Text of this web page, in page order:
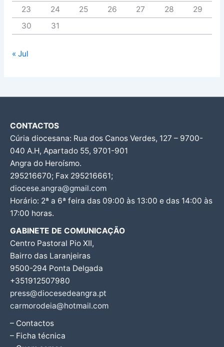
23
24 25 26 27 28
29
30
31
« Jul
CONTACTOS
Cúria diocesana: Rua dos Canos Verdes, 127 – 9700-
040 A.H, Apartado 55, 9701-901
Angra do Heroísmo.
295216670; Fax 295216661;
diocese.angra@gmail.com
Horário: 2ª a 6ª feira das 09:00 às 13:00 e das 14:00 às
17:00 horas.
GABINETE DE COMUNICAÇÃO
Centro Pastoral Pio XII,
Bairro das Laranjeiras
9500-294 Ponta Delgada
+351912507980
press@diocesedeangra.pt
carmorodeia@hotmail.com
– Contactos
– Ficha técnica